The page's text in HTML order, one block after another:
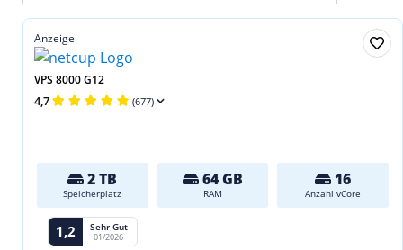
Anzeige
VPS 8000 G12
4,7 (677)
2 TB
Speicherplatz
64 GB
RAM
16
Anzahl vCore
1,2 Sehr Gut
01/2026